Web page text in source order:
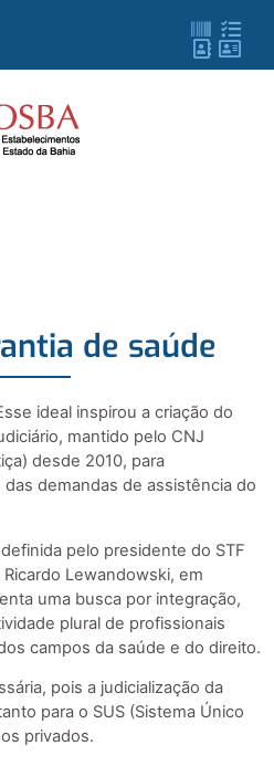
de saúde
ideal inspirou a criação do
mantido pelo CNJ
desde 2010, para
demandas de assistência do
pelo presidente do STF
Lewandowski, em
uma busca por integração,
plural de profissionais
campos da saúde e do direito.
pois a judicialização da
para o SUS (Sistema Único
privados.